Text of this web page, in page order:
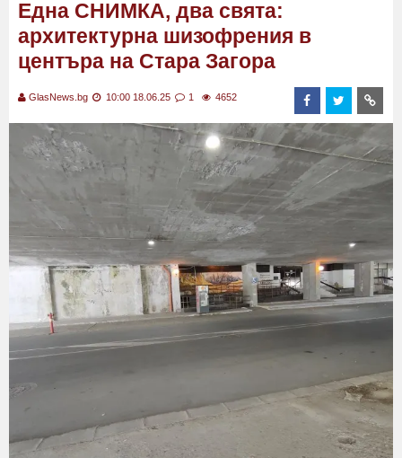
Една СНИМКА, два свята:
архитектурна шизофрения в
центъра на Стара Загора
GlasNews.bg 10:00 18.06.25 1 4652